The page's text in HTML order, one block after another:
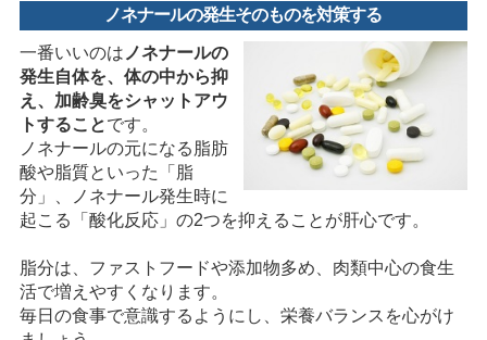
ノネナールの発生そのものを対策する
一番いいのは ノネナールの
発生自体を、体の中から抑
え、加齢臭をシャットアウ
トすることです。
ノネナールの元になる脂肪
酸や脂質といった「脂
分」、ノネナール発生時に
起こる「酸化反応」の2つを抑えることが肝心です。
脂分は、ファストフードや添加物多め、肉類中心の食生
活で増えやすくなります。
毎日の食事で意識するようにし、栄養バランスを心がけ